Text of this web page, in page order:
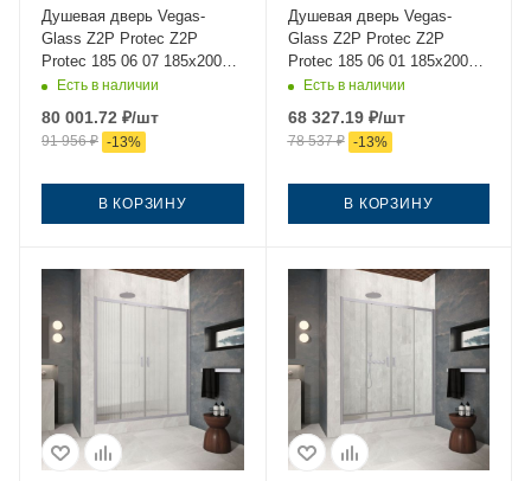
Душевая дверь Vegas-
Glass Z2P Protec Z2P
Protec 185 06 07 185х200
стекло тонированное
Есть в наличии
80 001.72 ₽/шт
91 956₽ -13%
В КОРЗИНУ
Душевая дверь Vegas-
Glass Z2P Protec Z2P
Protec 185 06 01 185х200
стекло прозрачное
Есть в наличии
68 327.19₽/шт
78 537₽ -13%
В КОРЗИНУ